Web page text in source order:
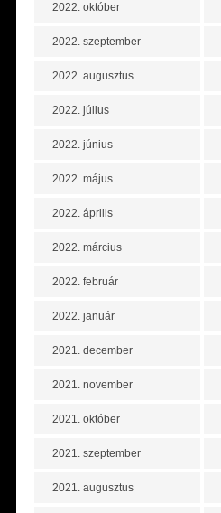
2022. október
2022. szeptember
2022. augusztus
2022. július
2022. június
2022. május
2022. április
2022. március
2022. február
2022. január
2021. december
2021. november
2021. október
2021. szeptember
2021. augusztus